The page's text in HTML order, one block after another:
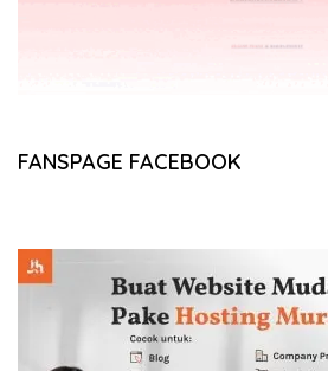
FANSPAGE FACEBOOK